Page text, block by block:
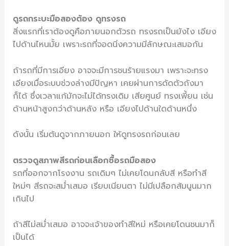
ดูรถกระบะมือสองต้อง ดูทรงรถ
สิ่งแรกที่เราต้องดูคือภายนอกตัวรถ ทรงรถเป็นยังไง เอียง
ไปด้านไหนมั้ย เพราะรถที่จอดนิ่งความมีลักษณะเสมอกัน
ถ้ารถที่มีการเอียง อาจจะมีการชนร้ายแรงมา เพราะจะทรง
เอียงเมื่อระบบช่วงล่างมีปัญหา เคยผ่านการดัดตัวถังมา
ก็ได้ ซึ่งเวลาแก้มักจะไม่ได้ทรงเดิม เสียศูนย์ ทรงเพี้ยน เช่น
ด้านหน้าสูงกว่าด้านหลัง หรือ เอียงไปด้านใดด้านหนึ่ง
ดังนั้น เริ่มต้นดูจากภายนอก ให้ดูทรงรถก่อนเลย
ตรวจดูสภาพสีรถก่อนเลือกซื้อรถมือสอง
รถที่ออกจากโรงงาน รถเดิมๆ ไม่เคยโดนกลับสี หรือทำสี
ใหม่ๆ สีรถจะสม่ำเสมอ เรียบเนียนตา ไม่มีเปลือกส้มนูนมาก
เกินไป
ถ้าสีไม่สม่ำเสมอ อาจจะเจ้าของทำสีใหม่ หรือเคยโดนชนมาก็
เป็นได้